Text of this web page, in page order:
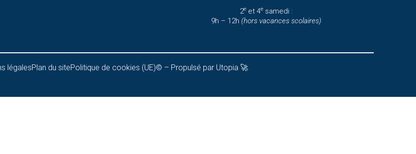
2eet 4esamedi :
9h – 12h (hors vacances scolaires)
légalesPlan du sitePolitique de cookies (UE)© – Propulsé par Utopia 🚀